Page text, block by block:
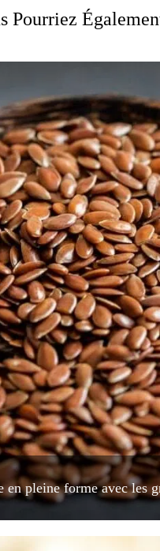
Pourriez
en pleine forme avec les